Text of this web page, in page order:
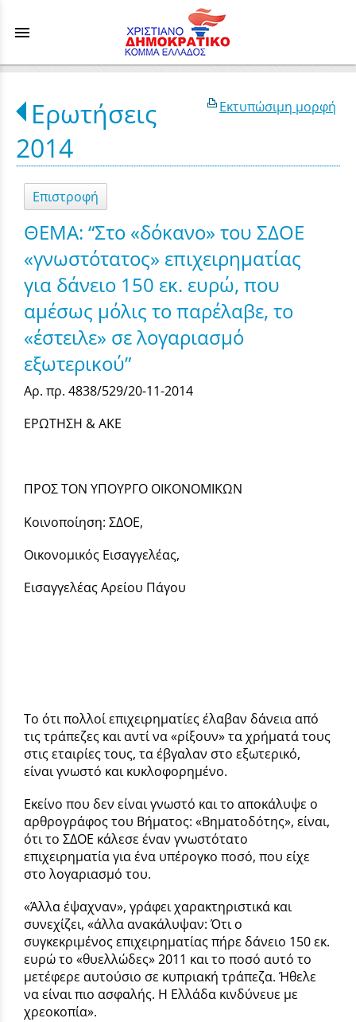
menu
Εκτυπώσιμη μορφή
Ερωτήσεις
2014
Επιστροφή
ΘΕΜΑ: “Στο «δόκανο» του ΣΔΟΕ
«γνωστότατος» επιχειρηματίας
για δάνειο 150 εκ. ευρώ, που
αμέσως μόλις το παρέλαβε, το
«έστειλε» σε λογαριασμό
εξωτερικού”
Αρ. πρ. 4838/529/20-11-2014
ΕΡΩΤΗΣΗ & ΑΚΕ
ΠΡΟΣ ΤΟΝ ΥΠΟΥΡΓΟ ΟΙΚΟΝΟΜΙΚΩΝ
Κοινοποίηση: ΣΔΟΕ,
Οικονομικός Εισαγγελέας,
Εισαγγελέας Αρείου Πάγου
To ότι πολλοί επιχειρηματίες έλαβαν δάνεια από
τις τράπεζες και αντί να «ρίξουν» τα χρήματά τους
στις εταιρίες τους, τα έβγαλαν στο εξωτερικό,
είναι γνωστό και κυκλοφορημένο.
Εκείνο που δεν είναι γνωστό και το αποκάλυψε ο
αρθρογράφος του Βήματος: «Βηματοδότης», είναι,
ότι το ΣΔΟΕ κάλεσε έναν γνωστότατο
επιχειρηματία για ένα υπέρογκο ποσό, που είχε
στο λογαριασμό του.
«Άλλα έψαχναν», γράφει χαρακτηριστικά και
συνεχίζει, «άλλα ανακάλυψαν: Ότι ο
συγκεκριμένος επιχειρηματίας πήρε δάνειο 150 εκ.
ευρώ το «θυελλώδες» 2011 και το ποσό αυτό το
μετέφερε αυτούσιο σε κυπριακή τράπεζα. Ήθελε
να είναι πιο ασφαλής. Η Ελλάδα κινδύνευε με
χρεοκοπία».